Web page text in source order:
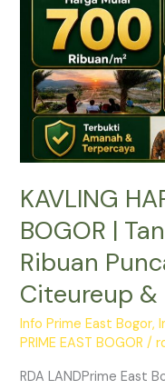
KAVLING
BOGOR |
Ribuan
Citeureup &
Info Prime East Bogor,
PRIME EAST BOGOR /
RDA LANDPrime East
Tanah
700
Ribuan
Puncak
Dekat
Citeureup
Exit
Tol